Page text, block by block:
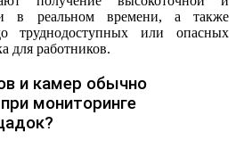
в реальном времени, а также
труднодоступных или опасных
для работников.
и камер обычно
мониторинге